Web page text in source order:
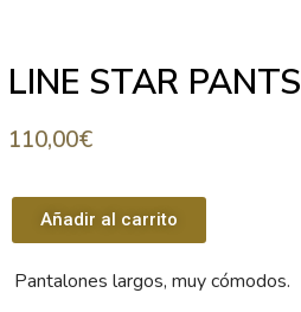
LINE STAR PANTS
110,00€
Añadir al carrito
Pantalones largos, muy cómodos.